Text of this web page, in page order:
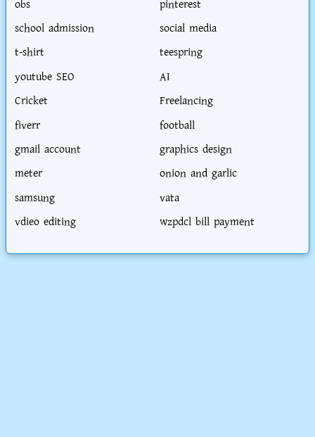
obs
pinterest
school admission
social media
t-shirt
teespring
youtube SEO
AI
Cricket
Freelancing
fiverr
football
gmail account
graphics design
meter
onion and garlic
samsung
vata
vdieo editing
wzpdcl bill payment